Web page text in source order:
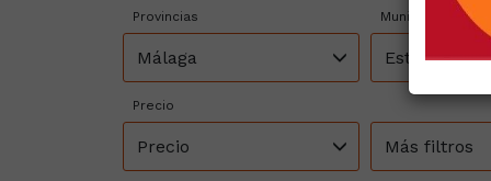
Provincias
Málaga
Municipios
Estepona
Precio
Precio Más filtros